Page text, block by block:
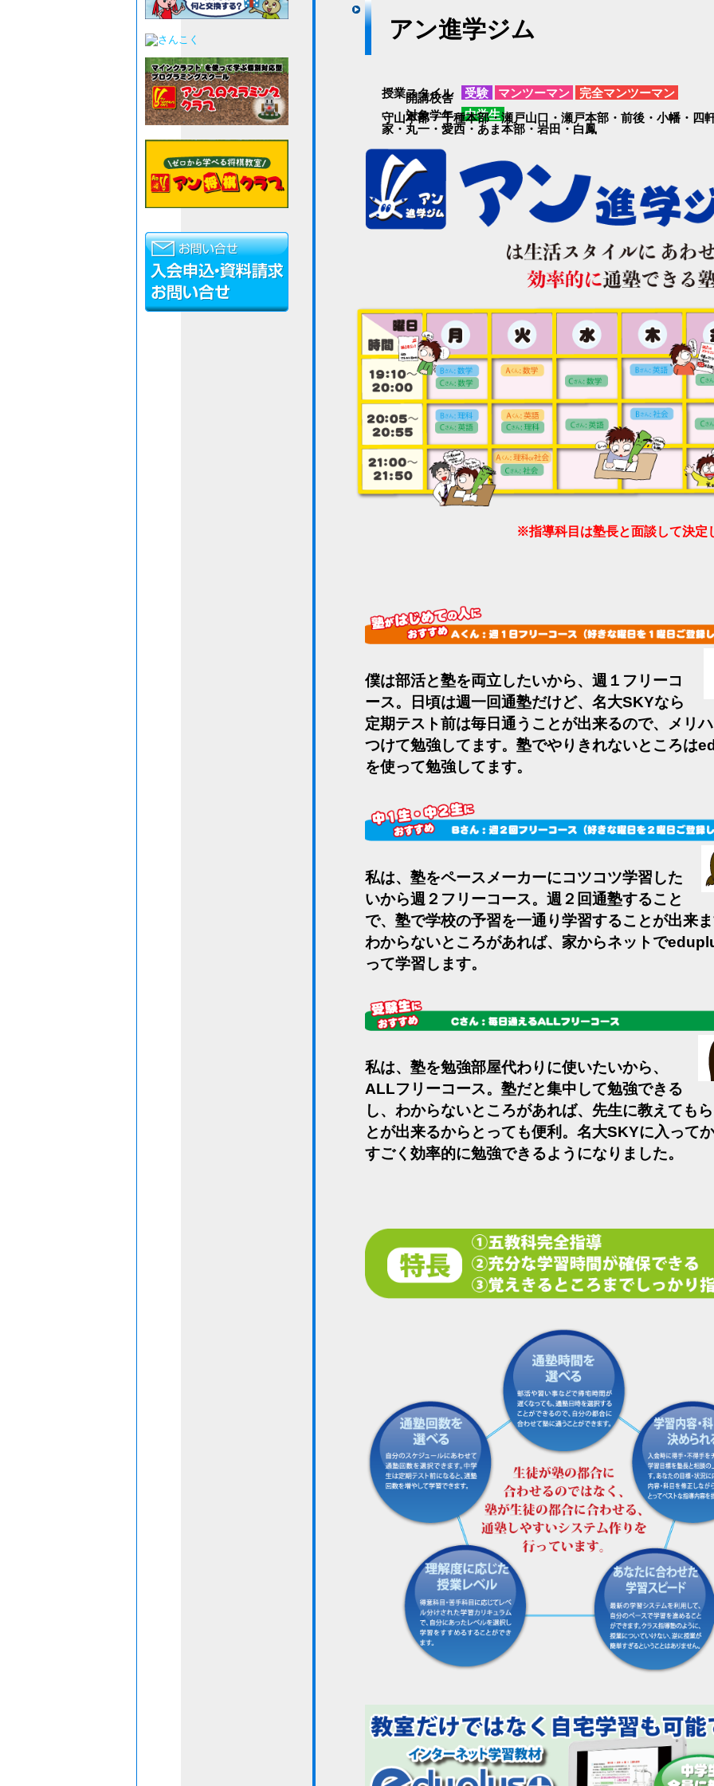
アン進学ジム
授業スタイル 受験 マンツーマン
完全マンツーマン
対象学年
中学生
開講校舎
守山本部・千種本部・瀬戸山口 ・ 瀬戸本部・ 前後・ 小幡・ 四
家・ 丸一・ 愛西・ あま本部・ 岩田 ・ 白鳳
※指導科目は塾長と面談して決定
僕は部活と塾を両立したいから、週１フリーコ
ース。日頃は週一回通塾だけど、名大SKYなら
定期テスト前は毎日通うことが出来るので、メリ
つけて勉強してます。塾でやりきれないところは
を使って勉強してます。
私は、塾をペースメーカーにコツコツ学習した
いから週２フリーコース。週２回通塾すること
で、塾で学校の予習を一通り学習することが出来
わからないところがあれば、家からネットで
って学習します。
私は、塾を勉強部屋代わりに使いたいから、
ALLフリーコース。塾だと集中して勉強できる
し、わからないところがあれば、先生に教えても
とが出来るからとっても便利。名大SKYに入って
すごく効率的に勉強できるようになりました。